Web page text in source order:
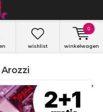
wishlist winkelwagen
0